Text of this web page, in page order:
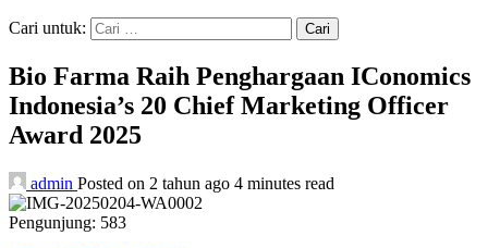
Cari untuk:
Bio Farma Raih Penghargaan IConomics
Indonesia’s 20 Chief Marketing Officer
Award 2025
admin Posted on 2 tahun ago 4 minutes read
Pengunjung: 583